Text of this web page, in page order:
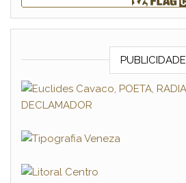
PUBLICIDADE